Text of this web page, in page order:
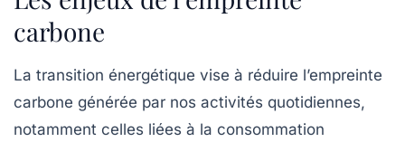
carbone
La transition énergétique vise à réduire l’empreinte
carbone générée par nos activités quotidiennes,
notamment celles liées à la consommation